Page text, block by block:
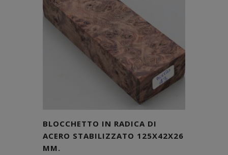
BLOCCHETTO IN RADICA DI
ACERO STABILIZZATO 125X42X26
MM.